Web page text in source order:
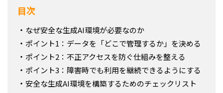
目次
なぜ安全な生成AI環境が必要なのか
ポイント1：データを「どこで管理するか」を決める
ポイント2：不正アクセスを防ぐ仕組みを整える
ポイント3：障害時でも利用を継続できるようにする
安全な生成AI環境を構築するためのチェックリスト